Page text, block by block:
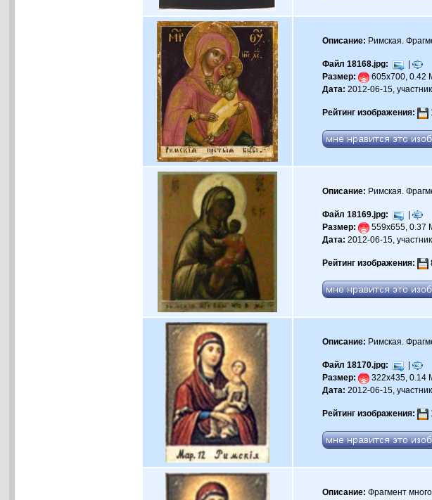
Описание: Римская.
Файл 18168.jpg:
|
Размер:
605x700, 0.42
Дата: 2012-06-15,
Рейтинг изображения:
Описание: Римская.
Файл 18169.jpg:
|
Размер:
559x655, 0.37
Дата: 2012-06-15,
Рейтинг изображения:
Описание: Римская.
Файл 18170.jpg:
|
Размер:
322x435, 0.14
Дата: 2012-06-15,
Рейтинг изображения:
Описание: Фрагмент